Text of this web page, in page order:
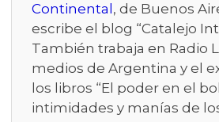
Continental , de Buenos
escribe el blog “Catalejo
También trabaja en Radio
medios de Argentina y el
los libros “El poder en el
intimidades y manías de